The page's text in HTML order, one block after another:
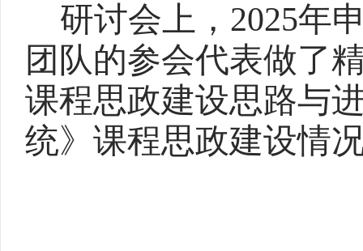
研讨会上， 2025年
团队的参会代表做了
课程思政建设思路与
统》课程思政建设情